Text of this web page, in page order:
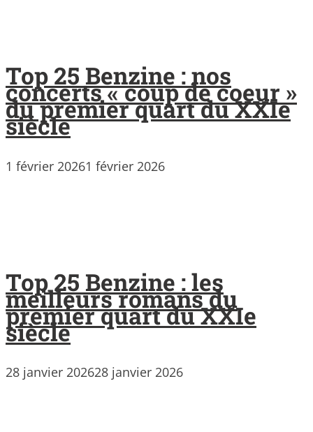
Top 25 Benzine : nos
concerts « coup de coeur »
du premier quart du XXIe
siècle
1 février 20261 février 2026
Top 25 Benzine : les
meilleurs romans du
premier quart du XXIe
siècle
28 janvier 202628 janvier 2026